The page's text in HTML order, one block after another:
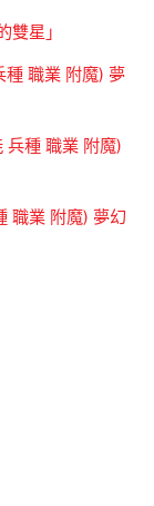
雙星」
種 職業 附魔) 夢
兵種 職業 附魔)
職業 附魔) 夢幻